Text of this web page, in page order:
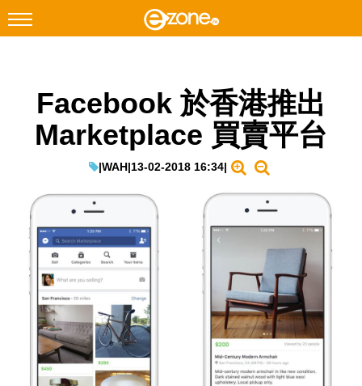
Facebook Instagram
科技焦點
遊戲動漫
教學評測
EduTech
IT Times
生成式AI與雲端應用
Enterprise Digital Transformation
Facebook 於香港推出
Marketplace 買賣平台
|WAH|13-02-2018 16:34|